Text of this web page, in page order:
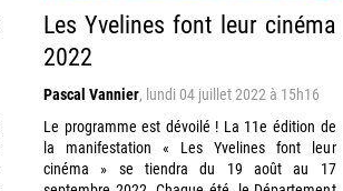
Les Yvelines font leur cinéma
2022
Pascal Vannier, lundi 04 juillet 2022 à 15h16
Le programme est dévoilé ! La 11e édition de
la manifestation « Les Yvelines font leur
cinéma » se tiendra du 19 août au 17